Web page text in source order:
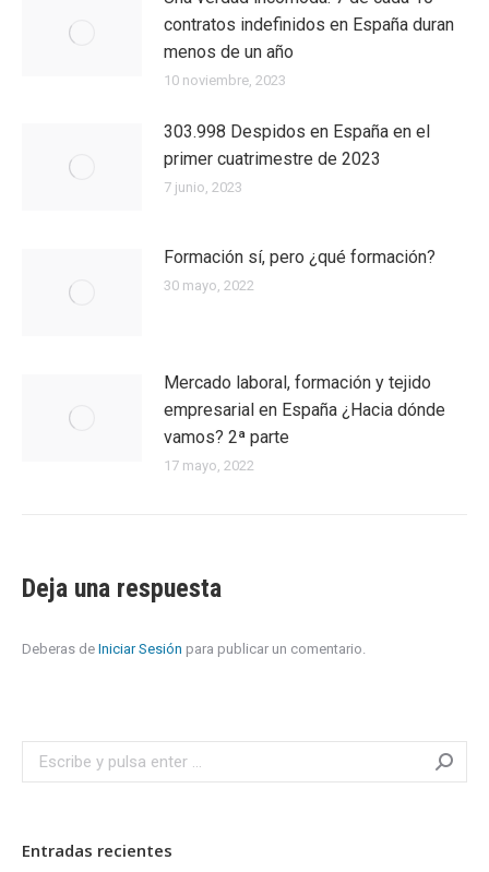
contratos indefinidos en España duran
menos de un año
10 noviembre, 2023
303.998 Despidos en España en el
primer cuatrimestre de 2023
7 junio, 2023
Formación sí, pero ¿qué formación?
30 mayo, 2022
Mercado laboral, formación y tejido
empresarial en España ¿Hacia dónde
vamos? 2ª parte
17 mayo, 2022
Deja una respuesta
Deberas de Iniciar Sesión para publicar un comentario.
Search:
Entradas recientes